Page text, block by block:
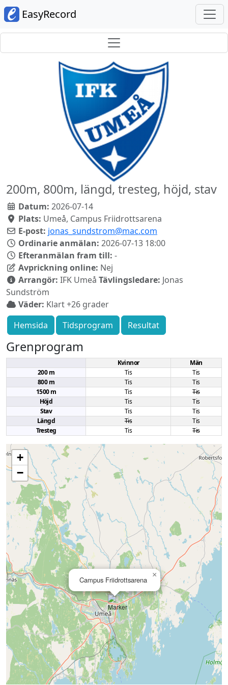
EasyRecord
200m, 800m, längd, tresteg, höjd, stav
Datum: 2026-07-14
Plats: Umeå, Campus Friidrottsarena
E-post: jonas_sundstrom@mac.com
Ordinarie anmälan: 2026-07-13 18:00
Efteranmälan fram till: -
Avprickning online: Nej
Arrangör: IFK Umeå Tävlingsledare: Jonas
Sundström
Väder: Klart +26 grader
Hemsida
Tidsprogram Resultat
Grenprogram
Kvinnor
Män
200 m
Tis
Tis
800 m
Tis
Tis
1500 m
Tis
Tis
Höjd
Tis
Tis
Stav
Tis
Tis
Längd
Tis
Tis
Tresteg
Tis Tis
Campus Friidrottsarena
×
+
−